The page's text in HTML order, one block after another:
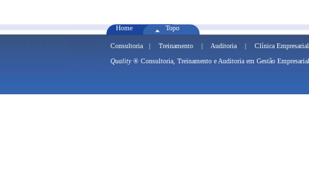
Home Topo
Consultoria | Treinamento | Auditoria | Clínica Empresarial
Quality ® Consultoria, Treinamento e